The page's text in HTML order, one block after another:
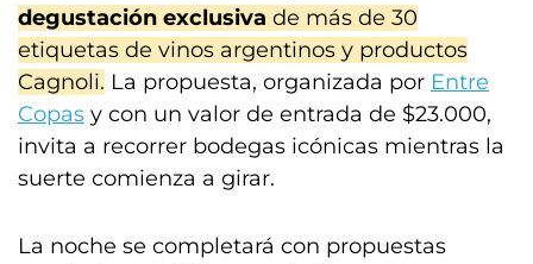
degustación exclusiva de más de 30
etiquetas de vinos argentinos y productos
Cagnoli. La propuesta, organizada por Entre
Copas y con un valor de entrada de $23.000,
invita a recorrer bodegas icónicas mientras la
suerte comienza a girar.
La noche se completará con propuestas